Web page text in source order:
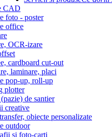
CAD
foto - poster
office
OCR-izare
cardboard cut-out
laminare, placi
pop-up, roll-up
plotter
de santier
creative
obiecte personalizate
outdoor
si foto-carti